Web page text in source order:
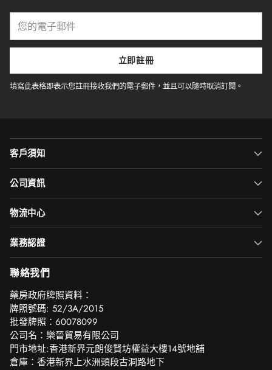
電
郵
件
立即註冊
填寫此表格即表示您註冊接收我們的電子郵件，並且可以隨時取消訂閱。
客戶須知
公司資訊
物流中心
業務認證
聯絡我們
‎藥房政府牌照資料：
牌照號碼: 52/3A/2015
批發牌照：60078099
公司名：樂晉貿易有限公司
門市地址:香港新界元朗俊賢坊權益大樓14號地舖
倉庫：香港新界上水洲頭段古洞路地下